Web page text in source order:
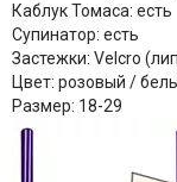
Каблук Томаса: есть
Супинатор: есть
Застежки: Velcro
Цвет: розовый /
Размер: 18-29